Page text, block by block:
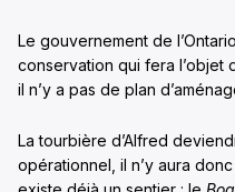
Le gouvernement de
conservation qui fera l’objet
il n’y a pas de plan
La tourbière d’Alfred
opérationnel, il n’y aura